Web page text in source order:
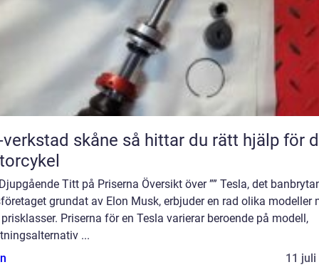
skåne så hittar du rätt hjälp för din
Titt på Priserna Översikt över ”” Tesla, det
grundat av Elon Musk, erbjuder en rad olika modeller
Priserna för en Tesla varierar beroende på modell,
...
11 juli